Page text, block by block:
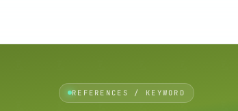
REFERENCES / KEYWORD